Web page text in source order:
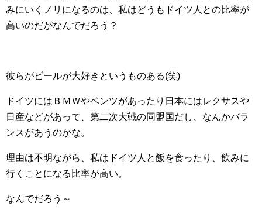
みにいくノリになるのは、私はどうもドイツ人との比率が
高いのだがなんでだろう？
彼らがビールが大好きというものある(笑)
ドイツにはＢＭＷやベンツがあったり日本にはレクサスや
日産などがあって、第二次大戦の同盟国だし、なんかバラ
ンスがあうのかな。
理由は不明ながら、私はドイツ人と飯を食ったり、飲みに
行くことになる比率が高い。
なんでだろう～